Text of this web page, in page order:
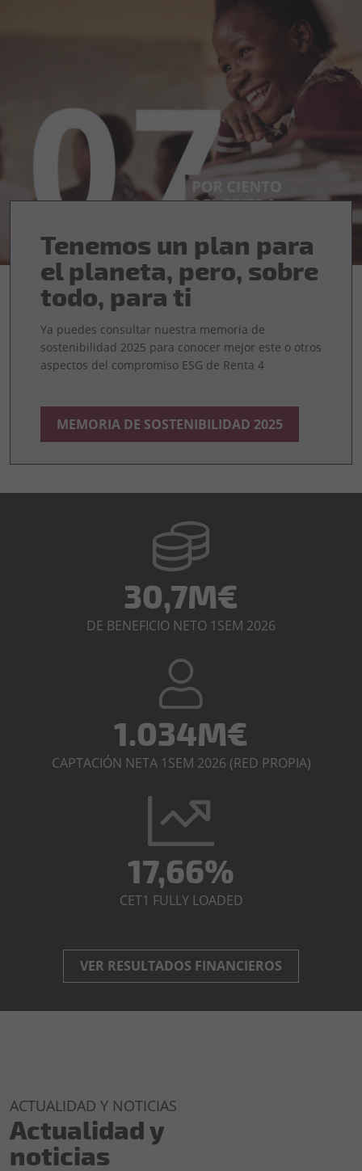
Tenemos un plan para
el planeta, pero, sobre
todo, para ti
Ya puedes consultar nuestra memoria de
sostenibilidad 2025 para conocer mejor este o otros
aspectos del compromiso ESG de Renta 4
MEMORIA DE SOSTENIBILIDAD 2025
30,7M€
DE BENEFICIO NETO 1SEM 2026
1.034M€
CAPTACIÓN NETA 1SEM 2026 (RED PROPIA)
17,66%
CET1 FULLY LOADED
VER RESULTADOS FINANCIEROS
ACTUALIDAD Y NOTICIAS
Actualidad y
noticias